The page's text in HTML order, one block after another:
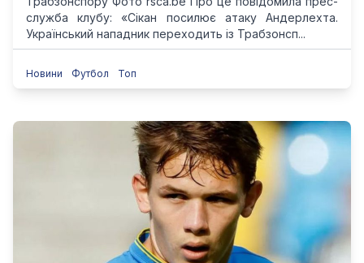
служба клубу: «Сікан посилює атаку Андерлехта.
Український нападник переходить із Трабзонсп...
Новини Футбол Топ